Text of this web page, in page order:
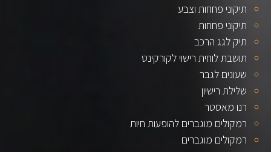
תיקוני פחחות וצבע
תיקוני פחחות
תיק לגג הרכב
תושבת לוחית רישוי לקורקינט
שעונים לגבר
שלילת רישיון
רנו מאסטר
רמקולים מוגברים להופעות חיות
רמקולים מוגברים